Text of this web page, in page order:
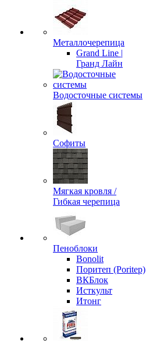
Металлочерепица
Grand Line |
Гранд Лайн
Водосточные системы
Софиты
Мягкая кровля /
Гибкая черепица
Пеноблоки
Bonolit
Поритеп (Poritep)
ВКБлок
Исткульт
Итонг